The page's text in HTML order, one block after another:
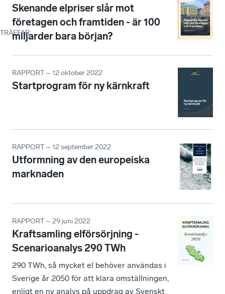
TRÄFFAR:
Skenande elpriser slår mot
företagen och framtiden - är 100
miljarder bara början?
RAPPORT – 12 oktober 2022
Startprogram för ny kärnkraft
RAPPORT – 12 september 2022
Utformning av den europeiska
marknaden
RAPPORT – 29 juni 2022
Kraftsamling elförsörjning -
Scenarioanalys 290 TWh
290 TWh, så mycket el behöver användas i
Sverige år 2050 för att klara omställningen,
enligt en ny analys på uppdrag av Svenskt